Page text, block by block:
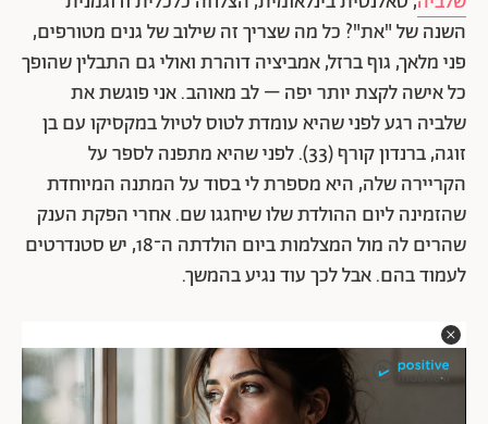
השנה של "את"? כל מה שצריך זה שילוב של גנים מטורפים,
פני מלאך, גוף ברזל, אמביציה דוהרת ואולי גם התבלין שהופך
כל אישה לקצת יותר יפה – לב מאוהב. אני פוגשת את
שלביה רגע לפני שהיא עומדת לטוס לטיול במקסיקו עם בן
זוגה, ברנדון קורף (33). לפני שהיא מתפנה לספר על
הקריירה שלה, היא מספרת לי בסוד על המתנה המיוחדת
שהזמינה ליום ההולדת שלו שיחגגו שם. אחרי הפקת הענק
שהרים לה מול המצלמות ביום הולדתה ה־18, יש סטנדרטים
לעמוד בהם. אבל לכך עוד נגיע בהמשך.